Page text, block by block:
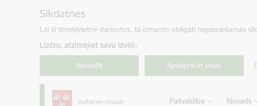
Sīkdatnes
Lai šī tīmekļvietne darbotos, tā izmanto obligāti nepieciešamās
Lūdzu, atzīmējiet savu izvēli:
Noraidīt Apstiprināt visas
Pašvaldība Novads